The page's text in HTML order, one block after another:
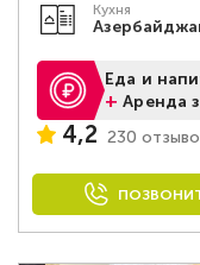
Кухня
Еда и
+Аренда
4,2 230